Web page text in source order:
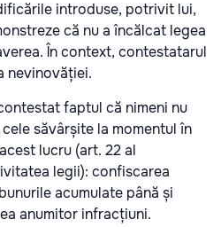
introduse, potrivit lui,
că nu a încălcat legea
În context, contestatarul
nevinovăției.
faptul că nimeni nu
săvârșite la momentul în
lucru (art. 22 al
legii): confiscarea
acumulate până și
anumitor infracțiuni.